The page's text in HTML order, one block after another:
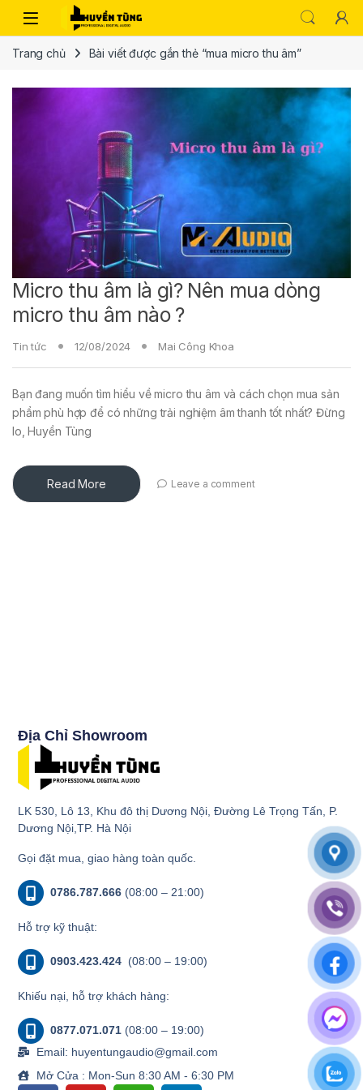
Trang chủ Bài viết được gắn thẻ “mua micro thu âm”
Micro thu âm là gì? Nên mua dòng
micro thu âm nào ?
Tin tức 12/08/2024 Mai Công Khoa
Bạn đang muốn tìm hiểu về micro thu âm và cách chọn mua sản
phẩm phù hợp để có những trải nghiệm âm thanh tốt nhất? Đừng
lo, Huyền Tùng
Read More Leave a comment
Địa Chỉ Showroom
LK 530, Lô 13, Khu đô thị Dương Nội, Đường Lê Trọng Tấn, P.
Dương Nội,TP. Hà Nội
Gọi đặt mua, giao hàng toàn quốc.
0786.787.666 (08:00 – 21:00)
Hỗ trợ kỹ thuật:
0903.423.424 (08:00 – 19:00)
Khiếu nại, hỗ trợ khách hàng:
0877.071.071 (08:00 – 19:00)
Email: huyentungaudio@gmail.com
Mở Cửa : Mon-Sun 8:30 AM - 6:30 PM